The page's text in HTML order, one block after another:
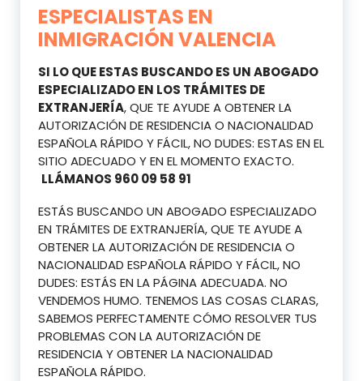
ESPECIALISTAS EN
INMIGRACIÓN VALENCIA
SI LO QUE ESTAS BUSCANDO ES UN ABOGADO
ESPECIALIZADO EN LOS TRÁMITES DE
EXTRANJERÍA, QUE TE AYUDE A OBTENER LA
AUTORIZACIÓN DE RESIDENCIA O NACIONALIDAD
ESPAÑOLA RÁPIDO Y FÁCIL, NO DUDES: ESTAS EN EL
SITIO ADECUADO Y EN EL MOMENTO EXACTO.
LLÁMANOS 960 09 58 91
ESTÁS BUSCANDO UN ABOGADO ESPECIALIZADO
EN TRÁMITES DE EXTRANJERÍA, QUE TE AYUDE A
OBTENER LA AUTORIZACIÓN DE RESIDENCIA O
NACIONALIDAD ESPAÑOLA RÁPIDO Y FÁCIL, NO
DUDES: ESTÁS EN LA PÁGINA ADECUADA. NO
VENDEMOS HUMO. TENEMOS LAS COSAS CLARAS,
SABEMOS PERFECTAMENTE CÓMO RESOLVER TUS
PROBLEMAS CON LA AUTORIZACIÓN DE
RESIDENCIA Y OBTENER LA NACIONALIDAD
ESPAÑOLA RÁPIDO.